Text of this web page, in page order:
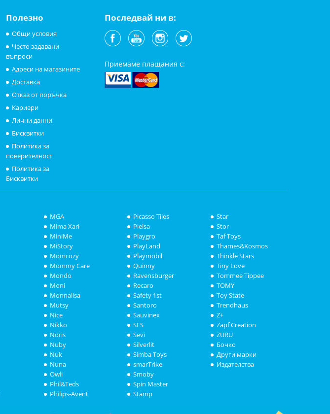
Полезно
Общи условия
Често задавани
въпроси
Адреси на магазините
Доставка
Отказ от поръчка
Кариери
Лични данни
Бисквитки
Политика за
поверителност
Политика за
Бисквитки
Последвай ни в:
Приемаме плащания с:
MGA
Mima Xari
MiniMe
MiStory
Momcozy
Mommy Care
Mondo
Moni
Monnalisa
Mutsy
Nice
Nikko
Noris
Nuby
Nuk
Nuna
Owli
Phil&Teds
Philips-Avent
Picasso Tiles
Pielsa
Playgro
PlayLand
Playmobil
Quinny
Ravensburger
Recaro
Safety 1st
Santoro
Sauvinex
SES
Sevi
Silverlit
Simba Toys
smarTrike
Smoby
Spin Master
Stamp
Star
Stor
Taf Toys
Thames&Kosmos
Thinkle Stars
Tiny Love
Tommee Tippee
TOMY
Toy State
Trendhaus
Z+
Zapf Creation
ZURU
Бочко
Други марки
Издателства